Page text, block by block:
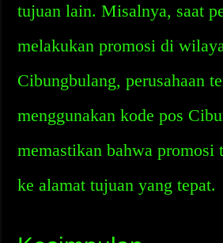
tujuan lain. Misalnya, saat
melakukan promosi di
Cibungbulang, perusahaan
menggunakan kode pos
memastikan bahwa promosi
ke alamat tujuan yang tepat.